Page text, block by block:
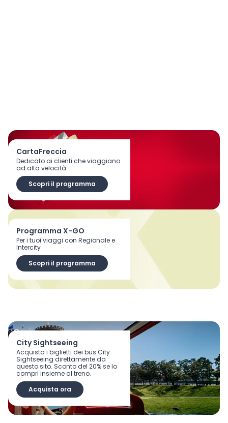
CartaFreccia
Dedicato ai clienti che viaggiano
ad alta velocità
Scopri il programma
Programma X-GO
Per i tuoi viaggi con Regionale e
Intercity
Scopri il programma
City Sightseeing
Acquista i biglietti dei bus City
Sightseeing direttamente da
questo sito. Sconto del 20% se lo
compri insieme al treno.
Acquista ora